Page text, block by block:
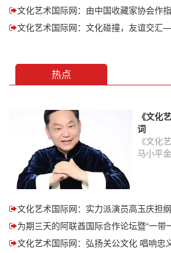
文化艺术国际网：由中国收藏家协会作指导，北京文创产业展示中心主办的马汉跃先生作品收
文化艺术国际网：文化碰撞，友谊交汇——中宇力度创始人邢
热点
《文化
词
《文化
马小平
文化艺术国际网：实力派演员高玉庆担纲《过上好
为期三天的阿联酋国际合作论坛暨“一带
文化艺术国际网：弘扬关公文化 唱响忠义信勇 当代艺术名家马小平先生倾心创意并